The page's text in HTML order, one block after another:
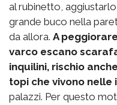
al rubinetto,
grande buco nella
da allora. A
varco escano
inquilini, rischio
topi che vivono
palazzi. Per questo